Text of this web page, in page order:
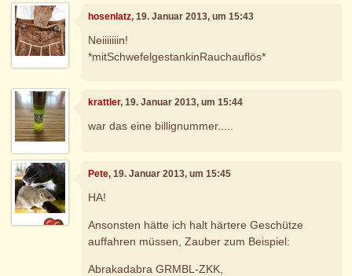
hosenlatz, 19. Januar 2013, um 15:43
Neiiiiiiin!
*mitSchwefelgestankinRauchauflös*
krattler, 19. Januar 2013, um 15:44
war das eine billignummer.....
Pete, 19. Januar 2013, um 15:45
HA!
Ansonsten hätte ich halt härtere Geschütze
auffahren müssen, Zauber zum Beispiel:
Abrakadabra GRMBL-ZKK,